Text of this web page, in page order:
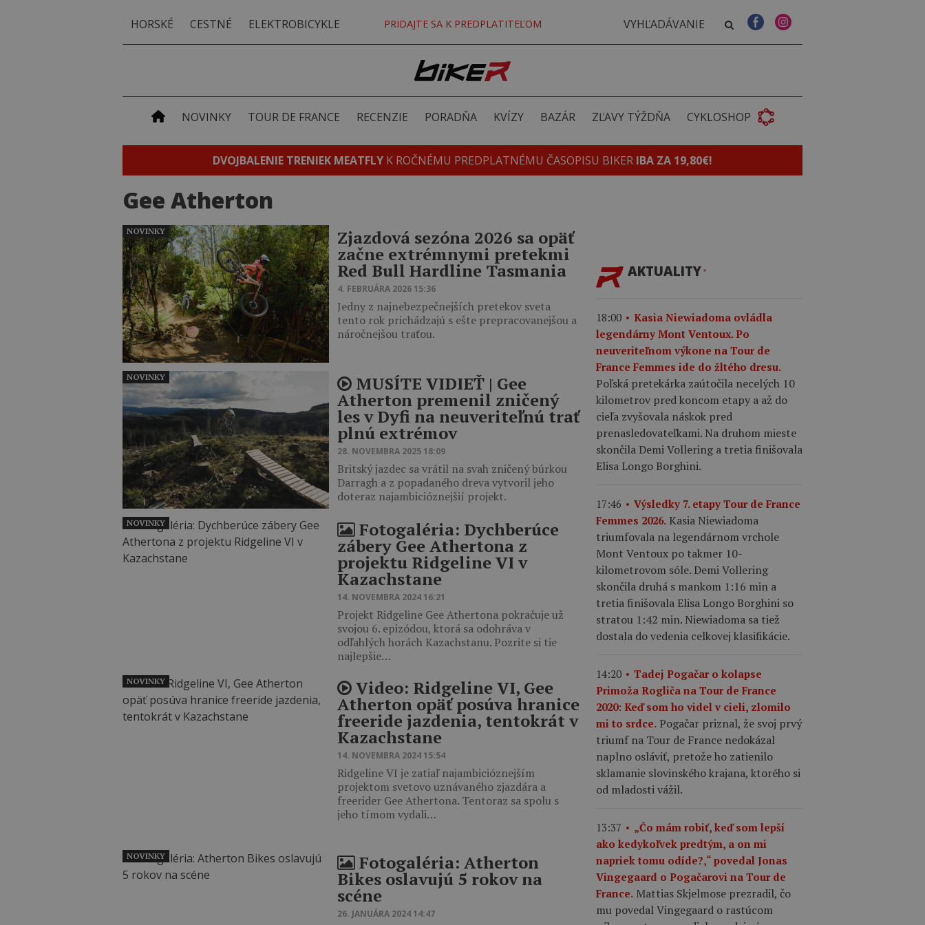
HORSKÉ CESTNÉ ELEKTROBICYKLE PRIDAJTE SA K PREDPLATITEĽOM
NOVINKY TOUR DE FRANCE RECENZIE PORADŇA KVÍZY BAZÁR ZĽAVY TÝŽDŇA CYKLOSHOP
DVOJBALENIE TRENIEK MEATFLY K ROČNÉMU PREDPLATNÉMU ČASOPISU BIKER IBA ZA 19,80€!
Gee Atherton
Zjazdová sezóna 2026 sa opäť
začne extrémnymi pretekmi
Red Bull Hardline Tasmania
4. FEBRUÁRA 2026 15:36
Jedny z najnebezpečnejších pretekov sveta
tento rok prichádzajú s ešte prepracovanejšou a
náročnejšou traťou.
NOVINKY
MUSÍTE VIDIEŤ | Gee
Atherton premenil zničený
les v Dyfi na neuveriteľnú trať
plnú extrémov
28. NOVEMBRA 2025 18:09
Britský jazdec sa vrátil na svah zničený búrkou
Darragh a z popadaného dreva vytvoril jeho
doteraz najambicióznejšií projekt.
NOVINKY
Fotogaléria: Dychberúce
zábery Gee Athertona z
projektu Ridgeline VI v
Kazachstane
14. NOVEMBRA 2024 16:21
Projekt Ridgeline Gee Athertona pokračuje už
svojou 6. epizódou, ktorá sa odohráva v
odľahlých horách Kazachstanu. Pozrite si tie
najlepšie…
NOVINKY
Video: Ridgeline VI, Gee
Atherton opäť posúva hranice
freeride jazdenia, tentokrát v
Kazachstane
14. NOVEMBRA 2024 15:54
Ridgeline VI je zatiaľ najambicióznejším
projektom svetovo uznávaného zjazdára a
freerider Gee Athertona. Tentoraz sa spolu s
jeho tímom vydali…
NOVINKY
Fotogaléria: Atherton
Bikes oslavujú 5 rokov na
scéne
26. JANUÁRA 2024 14:47
NOVINKY
AKTUALITY
18:00
Kasia Niewiadoma ovládla
legendárny Mont Ventoux. Po
neuveriteľnom výkone na Tour de
France Femmes ide do žltého dresu.
Poľská pretekárka zaútočila necelých 10
kilometrov pred koncom etapy a až do
cieľa zvyšovala náskok pred
prenasledovateľkami. Na druhom mieste
skončila Demi Vollering a tretia finišovala
Elisa Longo Borghini.
17:46
Výsledky 7. etapy Tour de France
Femmes 2026. Kasia Niewiadoma
triumfovala na legendárnom vrchole
Mont Ventoux po takmer 10-
kilometrovom sóle. Demi Vollering
skončila druhá s mankom 1:16 min a
tretia finišovala Elisa Longo Borghini so
stratou 1:42 min. Niewiadoma sa tiež
dostala do vedenia celkovej klasifikácie.
14:20
Tadej Pogačar o kolapse
Primoža Rogliča na Tour de France
2020: Keď som ho videl v cieli, zlomilo
mi to srdce. Pogačar priznal, že svoj prvý
triumf na Tour de France nedokázal
naplno osláviť, pretože ho zatienilo
sklamanie slovinského krajana, ktorého si
od mladosti vážil.
13:37
„Čo mám robiť, keď som lepší
ako kedykoľvek predtým, a on mi
napriek tomu odíde?,“ povedal Jonas
Vingegaard o Pogačarovi na Tour de
France. Mattias Skjelmose prezradil, čo
mu povedal Vingegaard o rastúcom